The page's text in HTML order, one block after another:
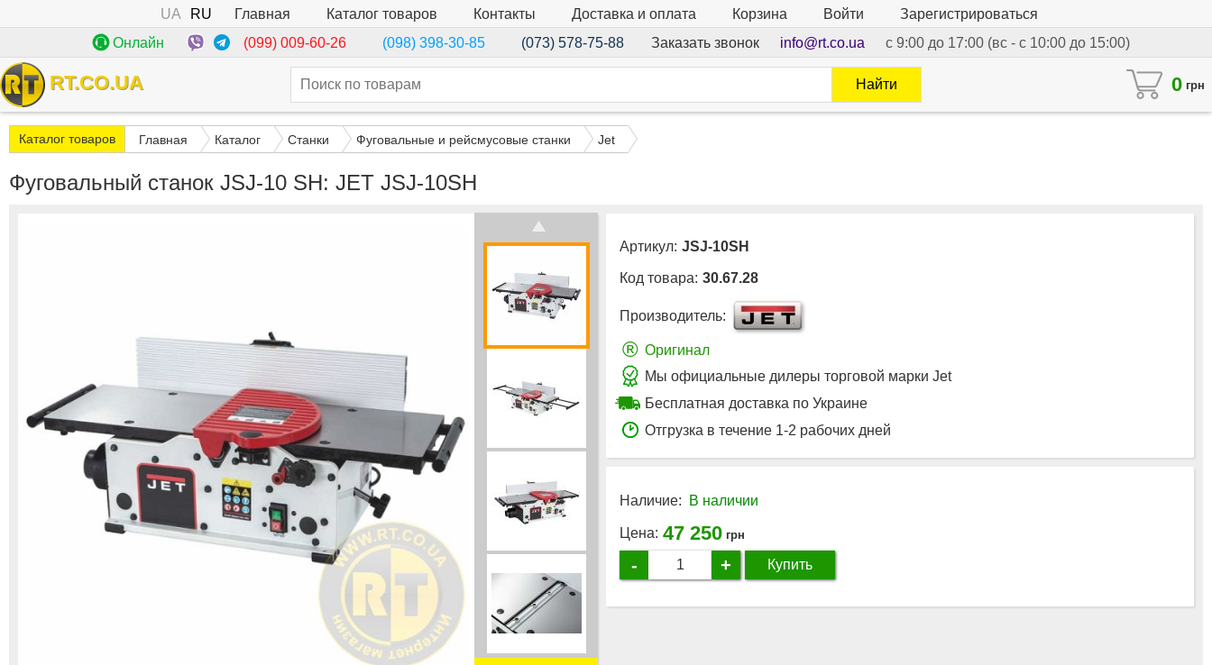
UA RU Главная Каталог товаров Контакты Доставка и оплата Корзина Войти
Зарегистрироваться
Онлайн
(099) 009-60-26 (098) 398-30-85 (073) 578-75-88 Заказать звонок info@rt.co.ua с 9:00 до 17:00 (вс - с 10:00 до 15:00)
RT.CO.UA 0 грн
Найти
Каталог товаров Главная Каталог Станки Фуговальные и рейсмусовые станки Jet
Фуговальный станок JSJ-10 SH: JET JSJ-10SH
Артикул: JSJ-10SH
Код товара: 30.67.28
Производитель:
® Оригинал
Мы официальные дилеры торговой марки Jet
Бесплатная доставка по Украине
Отгрузка в течение 1-2 рабочих дней
Наличие: В наличии
Цена: 47 250 грн
- + Купить